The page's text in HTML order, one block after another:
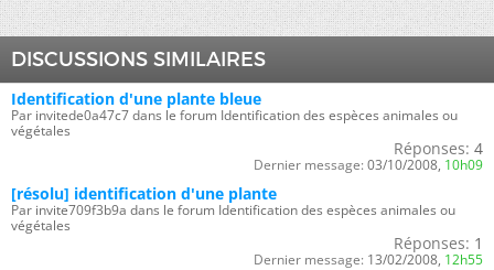
DISCUSSIONS SIMILAIRES
Identification d'une plante bleue
Par invitede0a47c7 dans le forum Identification des espèces animales ou
végétales
Réponses: 4
Dernier message: 03/10/2008, 10h09
[résolu] identification d'une plante
Par invite709f3b9a dans le forum Identification des espèces animales ou
végétales
Réponses: 1
Dernier message: 13/02/2008, 12h55